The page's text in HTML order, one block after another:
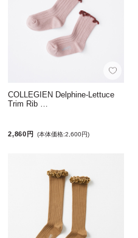
COLLEGIEN Delphine-Lettuce
Trim Rib …
2,860円 (本体価格:2,600円)